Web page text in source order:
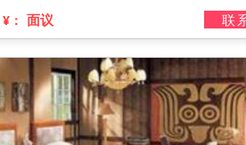
¥： 面议 联